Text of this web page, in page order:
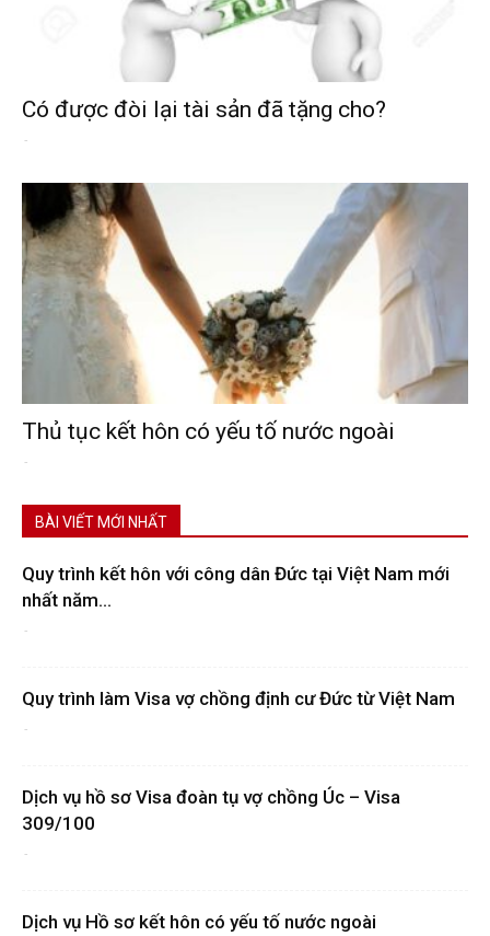
Có được đòi lại tài sản đã tặng cho?
-
Thủ tục kết hôn có yếu tố nước ngoài
-
BÀI VIẾT MỚI NHẤT
Quy trình kết hôn với công dân Đức tại Việt Nam mới
nhất năm...
-
Quy trình làm Visa vợ chồng định cư Đức từ Việt Nam
-
Dịch vụ hồ sơ Visa đoàn tụ vợ chồng Úc – Visa
309/100
-
Dịch vụ Hồ sơ kết hôn có yếu tố nước ngoài